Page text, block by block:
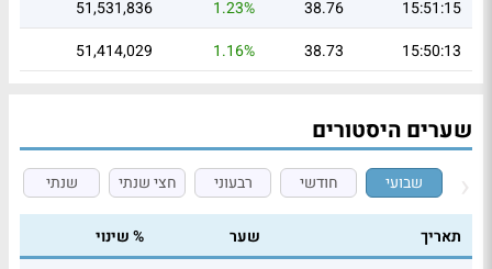
15:51:15
38.76
1.23%
51,531,836
15:50:13
38.73
1.16%
51,414,029
שערים היסטורים
שבועי חודשי רבעוני חצי שנתי שנתי
תאריך שער
% שינוי